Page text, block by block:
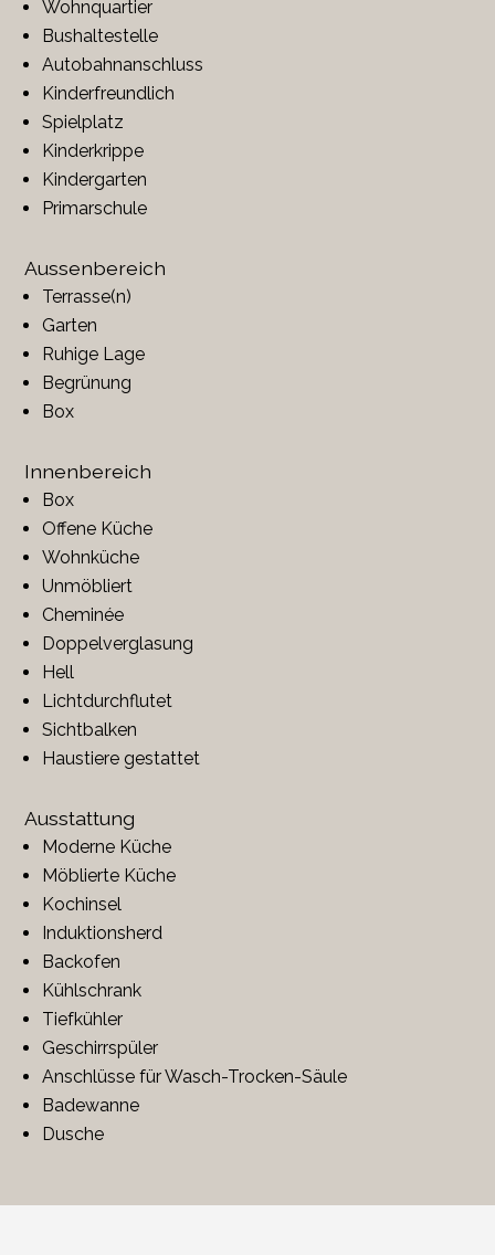
Wohnquartier
Bushaltestelle
Autobahnanschluss
Kinderfreundlich
Spielplatz
Kinderkrippe
Kindergarten
Primarschule
Aussenbereich
Terrasse(n)
Garten
Ruhige Lage
Begrünung
Box
Innenbereich
Box
Offene Küche
Wohnküche
Unmöbliert
Cheminée
Doppelverglasung
Hell
Lichtdurchflutet
Sichtbalken
Haustiere gestattet
Ausstattung
Moderne Küche
Möblierte Küche
Kochinsel
Induktionsherd
Backofen
Kühlschrank
Tiefkühler
Geschirrspüler
Anschlüsse für Wasch-Trocken-Säule
Badewanne
Dusche